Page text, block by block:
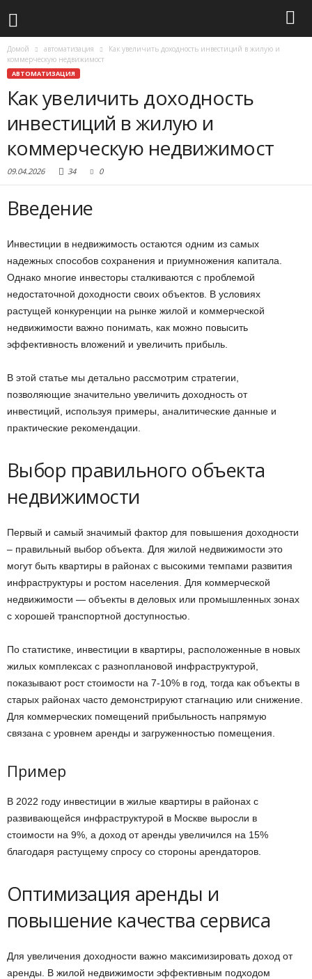
Домой автоматизация
Как увеличить доходность инвестиций в жилую и
коммерческую недвижимост
АВТОМАТИЗАЦИЯ
Как увеличить доходность
инвестиций в жилую и
коммерческую недвижимост
09.04.2026 34 0
Введение
Инвестиции в недвижимость остаются одним из самых
надежных способов сохранения и приумножения капитала.
Однако многие инвесторы сталкиваются с проблемой
недостаточной доходности своих объектов. В условиях
растущей конкуренции на рынке жилой и коммерческой
недвижимости важно понимать, как можно повысить
эффективность вложений и увеличить прибыль.
В этой статье мы детально рассмотрим стратегии,
позволяющие значительно увеличить доходность от
инвестиций, используя примеры, аналитические данные и
практические рекомендации.
Выбор правильного объекта
недвижимости
Первый и самый значимый фактор для повышения доходности
– правильный выбор объекта. Для жилой недвижимости это
могут быть квартиры в районах с высокими темпами развития
инфраструктуры и ростом населения. Для коммерческой
недвижимости — объекты в деловых или промышленных зонах
с хорошей транспортной доступностью.
По статистике, инвестиции в квартиры, расположенные в новых
жилых комплексах с разноплановой инфраструктурой,
показывают рост стоимости на 7-10% в год, тогда как объекты в
старых районах часто демонстрируют стагнацию или снижение.
Для коммерческих помещений прибыльность напрямую
связана с уровнем аренды и загруженностью помещения.
Пример
В 2022 году инвестиции в жилые квартиры в районах с
развивающейся инфраструктурой в Москве выросли в
стоимости на 9%, а доход от аренды увеличился на 15%
благодаря растущему спросу со стороны арендаторов.
Оптимизация аренды и
повышение качества сервиса
Для увеличения доходности важно максимизировать доход от
аренды. В жилой недвижимости эффективным подходом